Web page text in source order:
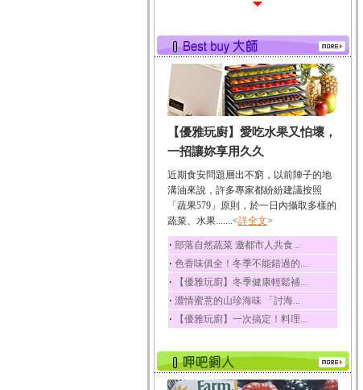
有蛋白質、脂肪、磷...
鮪魚
鮪魚肚肉中的不飽和脂
肪酸內富含EPA和DH...
韭菜
韭菜所含的膳食纖維能
幫助消化與通便；揮...
冬瓜
冬瓜營養價值高，鈉含
量極低是水腫病人的...
豆豉
豆豉裡頭含有營養的蛋
白質、脂肪、鈣、磷...
榛果
榛果裡所含的營養素有
蛋白質、脂肪、醣類...
迷迭香
酸、迷迭香酸、植物...
咖啡
【優雅玩廚】愛吃水果又怕壞，
一招讓妳享用久久
近期食安問題層出不窮，以前陣子的地
溝油來說，許多專家都紛紛建議按照
「蔬果579」原則，於一日內攝取多樣的
蔬菜、水果.......<詳全文>
‧ 部落自然蔬菜 邀都市人共食...
‧ 色香味俱全！冬季不能錯過的...
‧ 【優雅玩廚】冬季健康輕鬆補...
‧ 濃情蜜意的山珍海味 「討海...
‧ 【優雅玩廚】一次搞定！料理...